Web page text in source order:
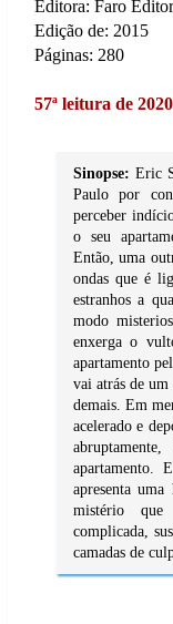
Editora: Faro
Edição de: 2015
Páginas: 280
57ª leitura de
Sinopse: Eric
Paulo por
perceber
o seu
Então, uma
ondas que é
estranhos a
modo
enxerga o
apartamento
vai atrás de um
demais. Em
acelerado e
apartamento.
apresenta
mistério
complicada,
camadas de